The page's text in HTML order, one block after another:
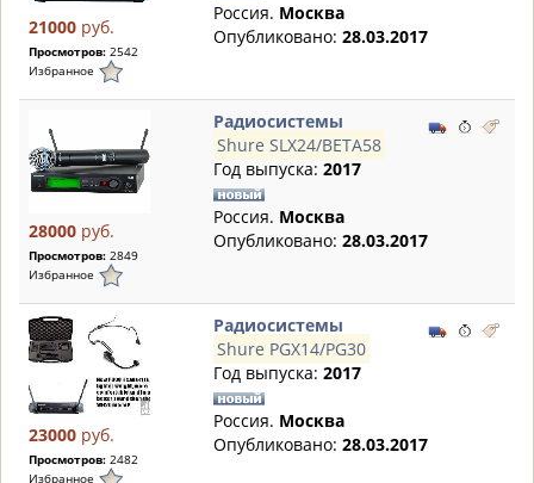
21000 руб.
Просмотров: 2542
Избранное
Россия. Москва
Опубликовано: 28.03.2017
28000 руб.
Просмотров: 2849
Избранное
Радиосистемы
Shure SLX24/BETA58
Год выпуска: 2017
Россия. Москва
Опубликовано: 28.03.2017
23000 руб.
Просмотров: 2482
Избранное
Радиосистемы
Shure PGX14/PG30
Год выпуска: 2017
Россия. Москва
Опубликовано: 28.03.2017